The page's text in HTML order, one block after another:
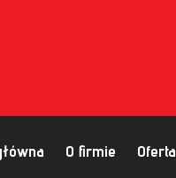
O firmie Oferta